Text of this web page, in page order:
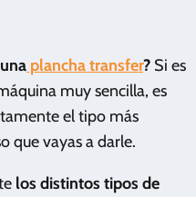
plancha transfer? Si es
muy sencilla, es
el tipo más
que vayas a darle.
los distintos tipos de